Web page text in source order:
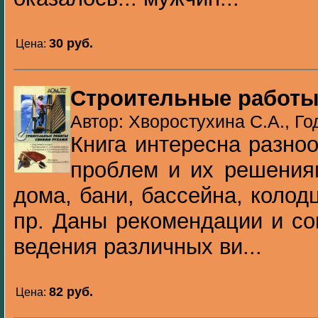
Цена: 30 pуб.
Строительные
Автор: Хворостухина С.А.,
Книга интересна
проблем и их
дома, бани, бассейна,
пр. Даны рекомендации и
ведения различных ви...
Цена: 82 pуб.